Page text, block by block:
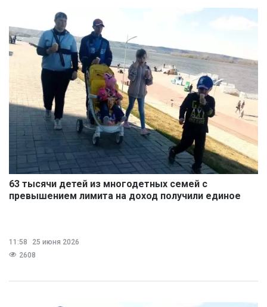
63 тысячи детей из многодетных семей с
превышением лимита на доход получили единое
11:58
25 июня 2026
2608